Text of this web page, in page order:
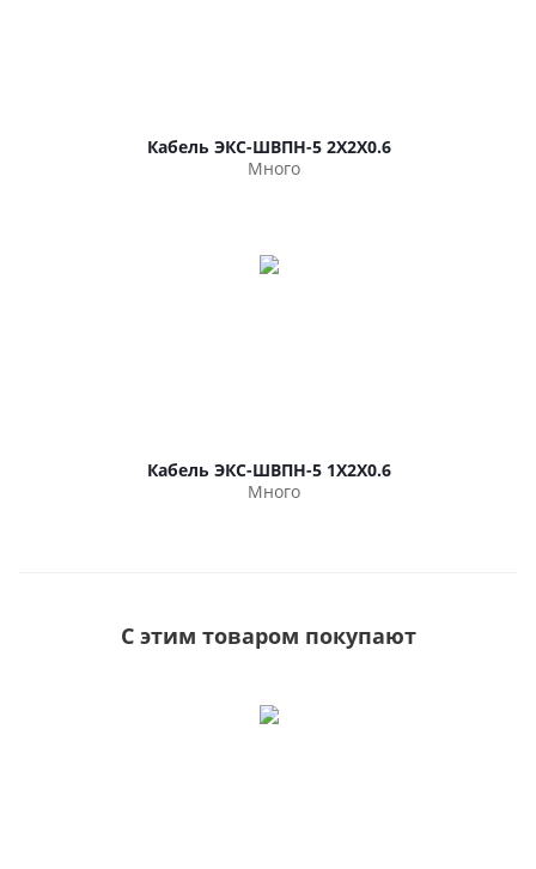
Кабель ЭКС-ШВПН-5 2Х2Х0.6
Много
Кабель ЭКС-ШВПН-5 1Х2Х0.6
Много
С этим товаром покупают